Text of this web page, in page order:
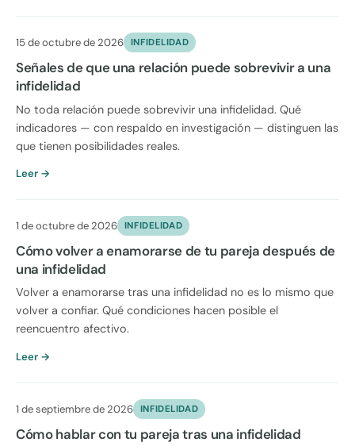
15 de octubre de 2026 INFIDELIDAD
Señales de que una relación puede sobrevivir a una
infidelidad
No toda relación puede sobrevivir una infidelidad. Qué
indicadores — con respaldo en investigación — distinguen las
que tienen posibilidades reales.
Leer →
1 de octubre de 2026 INFIDELIDAD
Cómo volver a enamorarse de tu pareja después de
una infidelidad
Volver a enamorarse tras una infidelidad no es lo mismo que
volver a confiar. Qué condiciones hacen posible el
reencuentro afectivo.
Leer →
1 de septiembre de 2026 INFIDELIDAD
Cómo hablar con tu pareja tras una infidelidad